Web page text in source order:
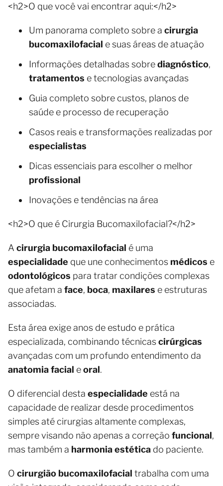
<h2>O que você vai encontrar aqui:</h2>
Um panorama completo sobre a cirurgia
bucomaxilofacial e suas áreas de atuação
Informações detalhadas sobrediagnóstico,
tratamentos e tecnologias avançadas
Guia completo sobre custos, planos de
saúde e processo de recuperação
Casos reais e transformações realizadas por
especialistas
Dicas essenciais para escolher o melhor
profissional
Inovações e tendências na área
<h2>O que é Cirurgia Bucomaxilofacial?</h2>
A cirurgia bucomaxilofacial é uma
especialidade que une conhecimentos médicos e
odontológicos para tratar condições complexas
que afetam a face, boca, maxilares e estruturas
associadas.
Esta área exige anos de estudo e prática
especializada, combinando técnicascirúrgicas
avançadas com um profundo entendimento da
anatomia facial eoral.
O diferencial desta especialidade está na
capacidade de realizar desde procedimentos
simples até cirurgias altamente complexas,
sempre visando não apenas a correção funcional,
mas também a harmonia estética do paciente.
O cirurgião bucomaxilofacial trabalha com uma